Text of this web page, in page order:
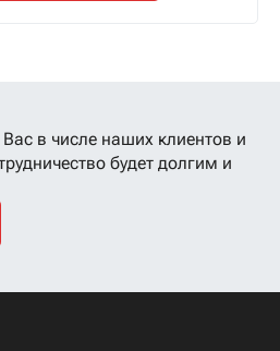
в числе наших клиентов и
будет долгим и